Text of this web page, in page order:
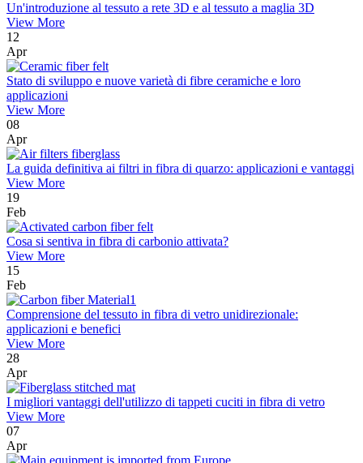
Un'introduzione al tessuto a rete 3D e al tessuto a maglia 3D
View More
12
Apr
Stato di sviluppo e nuove varietà di fibre ceramiche e loro
applicazioni
View More
08
Apr
La guida definitiva ai filtri in fibra di quarzo: applicazioni e vantaggi
View More
19
Feb
Cosa si sentiva in fibra di carbonio attivata?
View More
15
Feb
Comprensione del tessuto in fibra di vetro unidirezionale:
applicazioni e benefici
View More
28
Apr
I migliori vantaggi dell'utilizzo di tappeti cuciti in fibra di vetro
View More
07
Apr